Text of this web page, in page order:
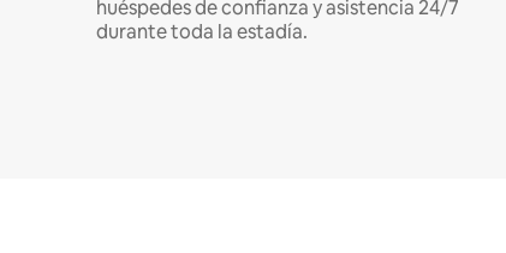
huéspedes de confianza y asistencia 24/7
durante toda la estadía.